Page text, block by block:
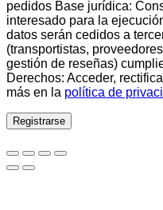
pedidos Base jurídica:
interesado para la
datos serán cedidos a
(transportistas,
gestión de reseñas)
Derechos: Acceder,
más en la política de
Registrarse